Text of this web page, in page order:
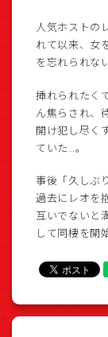
人気ホストの
れて以来、女
を忘れられな
挿れられたく
ん焦らされ、
開け犯し尽く
ていた…。
事後「久しぶ
過去にレオを
互いでないと
して同棲を開